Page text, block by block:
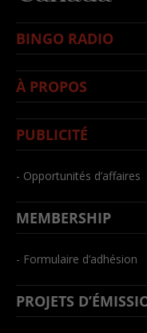
BINGO RADIO
À PROPOS
PUBLICITÉ
- Opportunités d’affaires
MEMBERSHIP
- Formulaire d’adhésion
PROJETS